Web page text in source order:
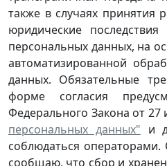
также в случаях
юридические
персональных данных, на
автоматизированной
данных. Обязательные
форме согласия
Федерального Закона от
персональных данных" и
соблюдаться
сообщаю, что сбор и